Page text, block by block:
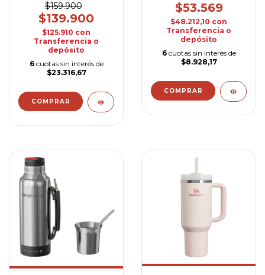
$159.900
$139.900
$125.910 con
Transferencia o
depósito
6 cuotas sin interés de
$23.316,67
$53.569
$48.212,10 con
Transferencia o
depósito
6 cuotas sin interés de
$8.928,17